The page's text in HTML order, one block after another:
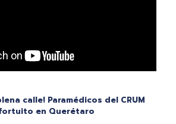
calle! Paramédicos del CRUM
en Querétaro